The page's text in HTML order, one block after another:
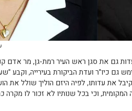
גם את סגן ראש העיר רמת-גן, מר אדם
גם כיו"ר ועדת הביקורת בעירייה, וקבע
את עדותו, לפיה היזם הוליך שולל את
וכי בכל שנותיו לא זכור לו מקרה